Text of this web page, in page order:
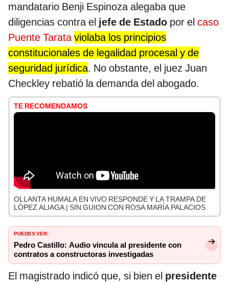
mandatario Benji Espinoza alegaba que
diligencias contra el jefe de Estado por el caso
Puente Tarata violaba los principios
constitucionales de legalidad procesal y de
seguridad jurídica. No obstante, el juez Juan
Checkley rebatió la demanda del abogado.
TE RECOMENDAMOS
OLLANTA HUMALA EN VIVO RESPONDE Y LA TRAMPA DE
LÓPEZ ALIAGA | SIN GUION CON ROSA MARÍA PALACIOS
PUEDES VER:
Pedro Castillo: Audio vincula al presidente con
contratos a constructoras investigadas
El magistrado indicó que, si bien el presidente